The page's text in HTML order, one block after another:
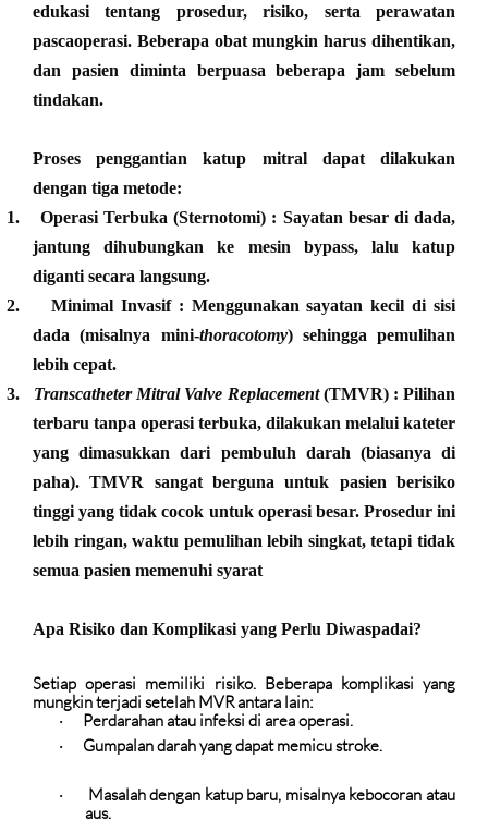
edukasi tentang prosedur, risiko, serta perawatan
pascaoperasi. Beberapa obat mungkin harus dihentikan,
dan pasien diminta berpuasa beberapa jam sebelum
tindakan.
Proses penggantian katup mitral dapat dilakukan
dengan tiga metode:
1.
Operasi Terbuka (Sternotomi) : Sayatan besar di dada,
jantung dihubungkan ke mesin bypass, lalu katup
diganti secara langsung.
2.
Minimal Invasif: Menggunakan sayatan kecil di sisi
dada (misalnya mini-thoracotomy) sehingga pemulihan
lebih cepat.
3.
Transcatheter Mitral Valve Replacement(TMVR): Pilihan
terbaru tanpa operasi terbuka, dilakukan melalui kateter
yang dimasukkan dari pembuluh darah (biasanya di
paha). TMVR sangat berguna untuk pasien berisiko
tinggi yang tidak cocok untuk operasi besar. Prosedur ini
lebih ringan, waktu pemulihan lebih singkat, tetapi tidak
semua pasien memenuhi syarat
Apa Risiko dan Komplikasi yang Perlu Diwaspadai?
Setiap operasi memiliki risiko. Beberapa komplikasi yang
mungkin terjadi setelah MVR antara lain:
· Perdarahan atau infeksi di area operasi.
· Gumpalan darahyang dapat memicu stroke.
· Masalah dengan katup baru, misalnya kebocoran atau
aus.